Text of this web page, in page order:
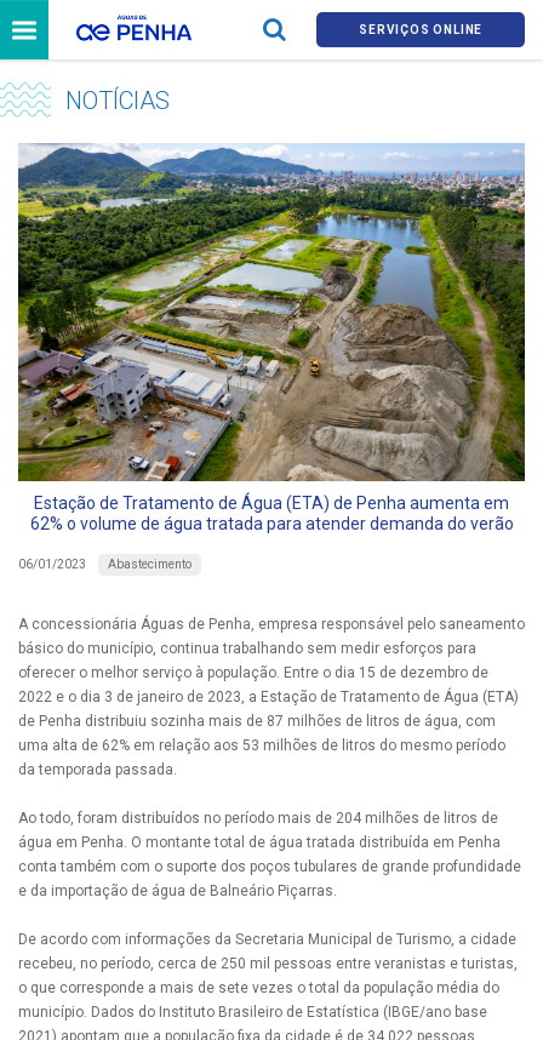
SERVIÇOS ONLINE
NOTÍCIAS
Estação de Tratamento de Água (ETA) de Penha aumenta em
62% o volume de água tratada para atender demanda do verão
06/01/2023 Abastecimento
A concessionária Águas de Penha, empresa responsável pelo saneamento
básico do município, continua trabalhando sem medir esforços para
oferecer o melhor serviço à população. Entre o dia 15 de dezembro de
2022 e o dia 3 de janeiro de 2023, a Estação de Tratamento de Água (ETA)
de Penha distribuiu sozinha mais de 87 milhões de litros de água, com
uma alta de 62% em relação aos 53 milhões de litros do mesmo período
da temporada passada.
Ao todo, foram distribuídos no período mais de 204 milhões de litros de
água em Penha. O montante total de água tratada distribuída em Penha
conta também com o suporte dos poços tubulares de grande profundidade
e da importação de água de Balneário Piçarras.
De acordo com informações da Secretaria Municipal de Turismo, a cidade
recebeu, no período, cerca de 250 mil pessoas entre veranistas e turistas,
o que corresponde a mais de sete vezes o total da população média do
município. Dados do Instituto Brasileiro de Estatística (IBGE/ano base
2021) apontam que a população fixa da cidade é de 34.022 pessoas.